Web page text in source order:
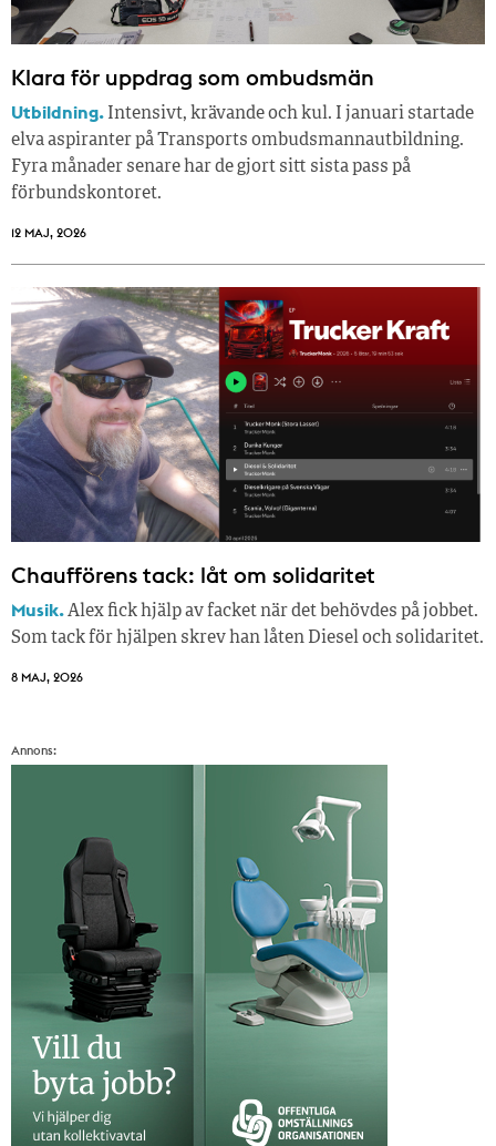
Klara för uppdrag som ombudsmän
Utbildning. Intensivt, krävande och kul. I januari startade
elva aspiranter på Transports ombudsmannautbildning.
Fyra månader senare har de gjort sitt sista pass på
förbundskontoret.
12 MAJ, 2026
Chaufförens tack: låt om solidaritet
Musik.Alex fick hjälp av facket när det behövdes på jobbet.
Som tack för hjälpen skrev han låten Diesel och solidaritet.
8 MAJ, 2026
Annons: